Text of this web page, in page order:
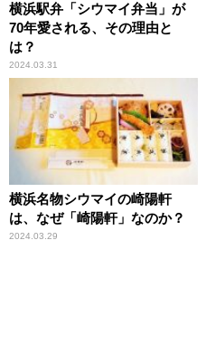
横浜駅弁「シウマイ弁当」が
70年愛される、その理由と
は？
2024.03.31
横浜名物シウマイの崎陽軒
は、なぜ「崎陽軒」なのか？
2024.03.29